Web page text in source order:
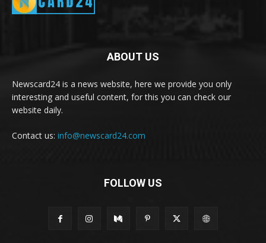
ABOUT US
Newscard24 is a news website, here we provide you only
interesting and useful content, for this you can check our
website daily.
Contact us: info@newscard24.com
FOLLOW US